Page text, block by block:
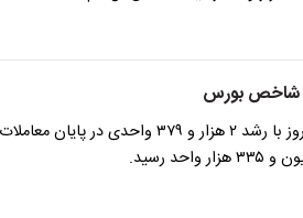
شاخص کل بورس امروز با رشد ۲ هزار و ۳۷۹ واحدی در پایان معاملات
رسید.